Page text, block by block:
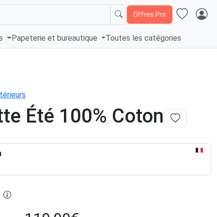
Offres Pro
Papeterie et bureautique Toutes les catégories
Été 100% Coton